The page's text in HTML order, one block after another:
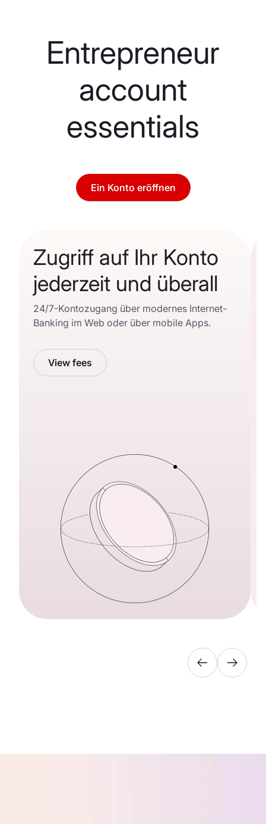
Entrepreneur
account
essentials
Ein Konto eröffnen
Zugriff auf Ihr Konto
jederzeit und überall
24/7-Kontozugang über modernes Internet-
Banking im Web oder über mobile Apps.
View fees